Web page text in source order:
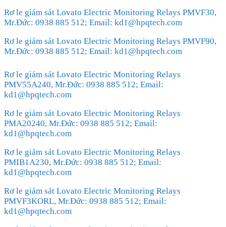
Rơ le giám sát Lovato Electric Monitoring Relays PMVF30,
Mr.Đức: 0938 885 512; Email: kd1@hpqtech.com
Rơ le giám sát Lovato Electric Monitoring Relays PMVF90,
Mr.Đức: 0938 885 512; Email: kd1@hpqtech.com
Rơ le giám sát Lovato Electric Monitoring Relays
PMV55A240, Mr.Đức: 0938 885 512; Email:
kd1@hpqtech.com
Rơ le giám sát Lovato Electric Monitoring Relays
PMA20240, Mr.Đức: 0938 885 512; Email:
kd1@hpqtech.com
Rơ le giám sát Lovato Electric Monitoring Relays
PMIB1A230, Mr.Đức: 0938 885 512; Email:
kd1@hpqtech.com
Rơ le giám sát Lovato Electric Monitoring Relays
PMVF3KORL, Mr.Đức: 0938 885 512; Email:
kd1@hpqtech.com